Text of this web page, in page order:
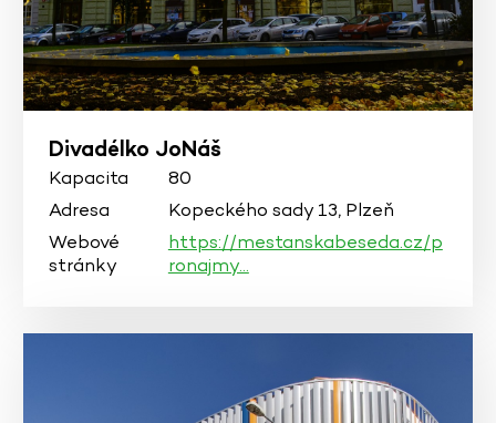
Divadélko JoNáš
Kapacita
80
Adresa
Kopeckého sady 13, Plzeň
Webové
stránky
https://mestanskabeseda.cz/p
ronajmy…